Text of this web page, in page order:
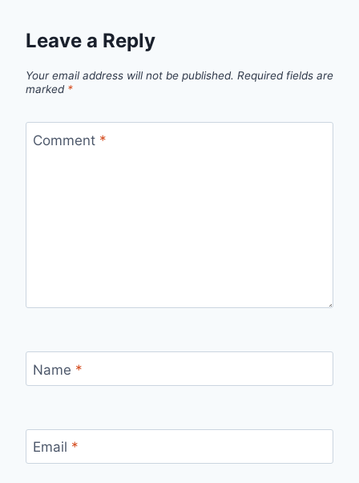
Leave a Reply
Your email address will not be published. Required fields are
marked *
Comment *
Name *
Email *